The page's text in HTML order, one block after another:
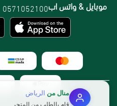
موبايل & واتس اب0571052100
منال من الرياض
قام بالطلب من المتجر